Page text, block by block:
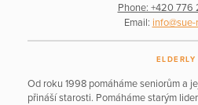
Phone: +420
Email: info@sue-
ELDERLY
Od roku 1998 pomáháme seniorům a
přináší starosti. Pomáháme starým